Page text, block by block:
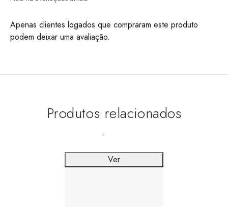
Apenas clientes logados que compraram este produto
podem deixar uma avaliação.
Produtos relacionados
Ver